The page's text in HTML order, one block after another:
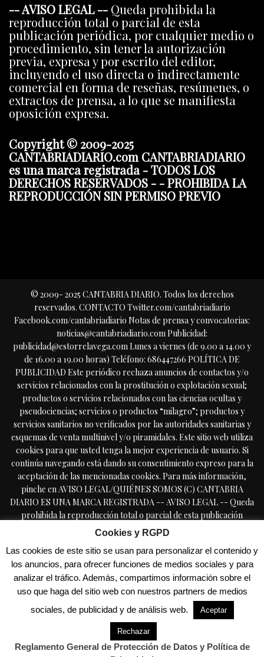
-- AVISO LEGAL -- Queda prohibida la
reproducción total o parcial de esta
publicación periódica, por cualquier medio o
procedimiento, sin tener la autorización
previa, expresa y por escrito del editor,
incluyendo el uso directa o indirectamente
comercial en forma de reseñas, resúmenes, o
extractos de prensa, a lo que se manifiesta
oposición expresa.
Copyright © 2009-2025
CANTABRIADIARIO.com CANTABRIADIARIO
es una marca registrada - TODOS LOS
DERECHOS RESERVADOS - - PROHIBIDA LA
REPRODUCCIÓN SIN PERMISO PREVIO
© 2009- 2025 CANTABRIA DIARIO. Todos los derechos
reservados. CONTACTO Twitter.com/cantabriadiario
Facebook.com/cantabriadiario Notas de prensa y convocatorias:
noticias@cantabriadiario.com Publicidad:
publicidad@estorrelavega.com Lunes a viernes (de 9.00 a 14.00 y
de 16.00 a 19.00 horas) Teléfono: 686447266 POLÍTICA DE
PUBLICIDAD Este periódico rechaza anuncios de contactos y/o
servicios relacionados con la prostitución o explotación sexual;
productos o servicios relacionados con las ciencias ocultas y
pseudociencias; servicios o productos “milagro”; productos y
servicios sanitarios no verificados por las autoridades sanitarias y
esquemas de venta multinivel y/o piramidales. Este sitio web utiliza
cookies para que usted tenga la mejor experiencia de usuario. Si
continúa navegando está dando su consentimiento expreso para la
aceptación de las mencionadas cookies. Para más información,
pinche en AVISO LEGAL/QUIÉNES SOMOS (C) CANTABRIA
DIARIO ES UNA MARCA REGISTRADA -- AVISO LEGAL -- Queda
prohibida la reproducción total o parcial de esta publicación
periódica, por cualquier medio o procedimiento, sin tener la
autorización previa, expresa y por escrito del editor, incluyendo el
uso directa o indirectamente comercial en forma de reseñas,
resúmenes, o extractos de prensa, a lo que se manifiesta oposición
expresa. Copyright © 2009-2025 CantabriaDiario.com Cantabria
Diario es una marca registrada - TODOS LOS DERECHOS
RESERVADOS - - PROHIBIDA LA REPRODUCCIÓN SIN
PERMISO PREVIO - Reglamento General de Protección de Datos /
Política de Privacidad
Cookies y RGPD
Las cookies de este sitio se usan para personalizar el contenido y
los anuncios, para ofrecer funciones de medios sociales y para
analizar el tráfico. Además, compartimos información sobre el
uso que haga del sitio web con nuestros partners de medios
sociales, de publicidad y de análisis web.
Aceptar
Rechazar
Reglamento General de Protección de Datos y Política de